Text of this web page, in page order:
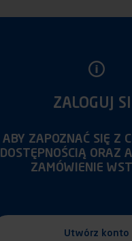
ZALOGUJ
ABY ZAPOZNAĆ SIĘ Z
DOSTĘPNOŚCIĄ ORAZ
ZAMÓWIENIE
Utwórz konto